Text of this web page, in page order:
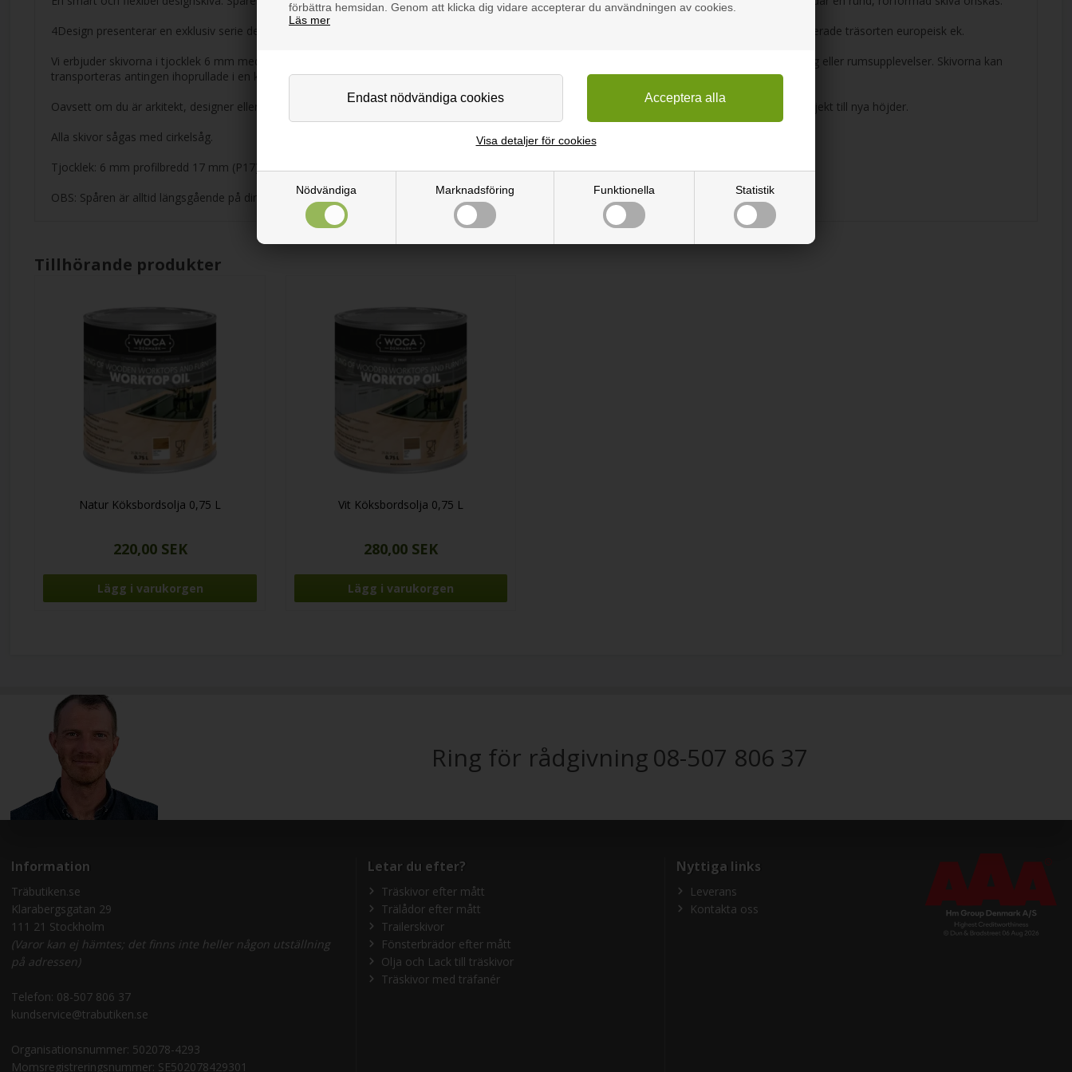
förbättra hemsidan. Genom att klicka dig vidare accepterar du användningen av cookies.
Läs mer
Nödvändiga Marknadsföring Funktionella Statistik
Visa detaljer för cookies
4Design presenterar en exklusiv serie designskivor som kombinerar italiensk elegans med funktionalitet. Dessa skivor finns i den populära rekonstruerade träsorten europeisk ek.
Vi erbjuder skivorna i tjocklek 6 mm med måtten 2900 x 1220 mm. Skivorna är enkla att montera och ger möjlighet att skapa unika möbler, inredning eller rumsupplevelser. Skivorna kan
transporteras antingen ihoprullade i en kartong eller liggande platt på en pall, vilket gör dem flexibla både i användning och logistik.
Oavsett om du är arkitekt, designer eller hantverkare erbjuder 4Design-skivorna en kombination av estetik och funktionalitet som kan lyfta varje projekt till nya höjder.
Alla skivor sågas med cirkelsåg.
Tjocklek: 6 mm profilbredd 17 mm (P17)
OBS: Spåren är alltid längsgående på din beställning, vilket innebär att skivan är böjbar på bredden.
Tillhörande produkter
Natur Köksbordsolja 0,75 L
220,00 SEK
Vit Köksbordsolja 0,75 L
280,00 SEK
Ring för rådgivning08-507 806 37
Information
Träbutiken.se
Klarabergsgatan 29
111 21 Stockholm
(Varor kan ej hämtes; det finns inte heller någon utställning
på adressen)
Telefon: 08-507 806 37
kundservice@trabutiken.se
Organisationsnummer: 502078-4293
Momsregistreringsnummer: SE502078429301
Letar du efter?
Träskivor efter mått
Trälådor efter mått
Trailerskivor
Fönsterbrädor efter mått
Olja och Lack till träskivor
Träskivor med träfanér
Nyttiga links
Leverans
Kontakta oss